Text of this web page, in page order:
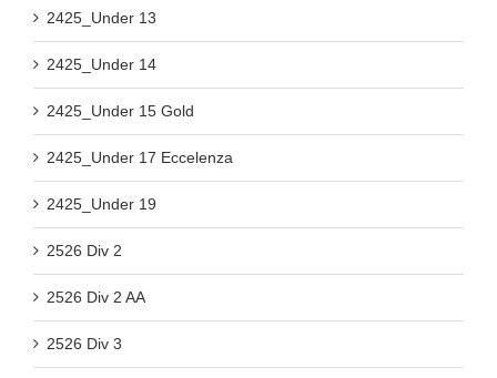
2425_Under 13
2425_Under 14
2425_Under 15 Gold
2425_Under 17 Eccelenza
2425_Under 19
2526 Div 2
2526 Div 2 AA
2526 Div 3